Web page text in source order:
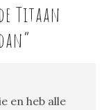
Titaan
”
en heb alle